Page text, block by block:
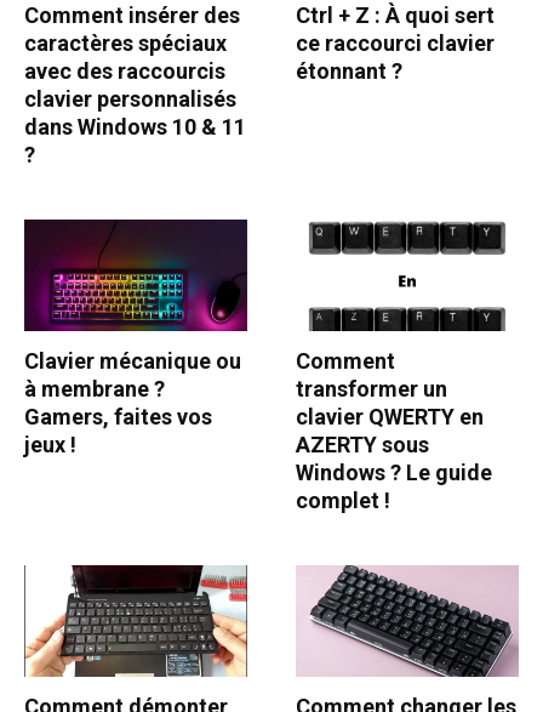
Comment insérer des
caractères spéciaux
avec des raccourcis
clavier personnalisés
dans Windows 10 & 11
?
Ctrl + Z : À quoi sert
ce raccourci clavier
étonnant ?
Clavier mécanique ou
à membrane ?
Gamers, faites vos
jeux !
Comment
transformer un
clavier QWERTY en
AZERTY sous
Windows ? Le guide
complet !
Comment démonter
Comment changer les